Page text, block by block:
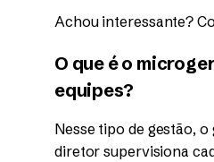
Achou interessante?
O que é o
equipes?
Nesse tipo de gestão,
diretor supervisiona